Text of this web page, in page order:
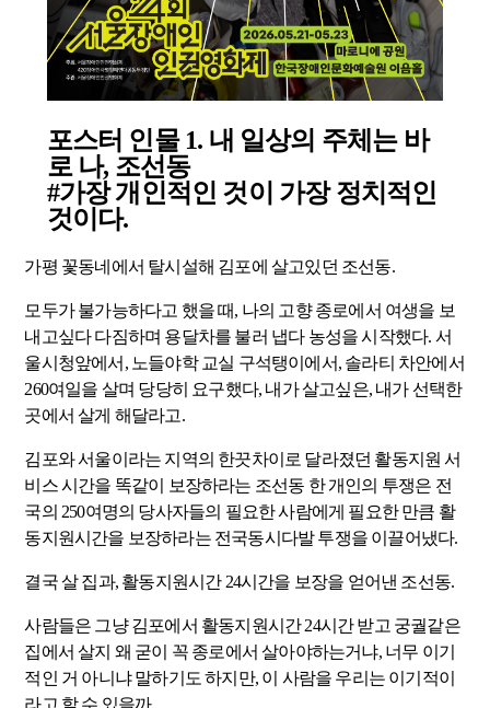
포스터 인물 1. 내 일상의 주체는 바
로 나, 조선동
#가장 개인적인 것이 가장 정치적인
것이다.
가평 꽃동네에서 탈시설해 김포에 살고있던 조선동.
모두가 불가능하다고 했을 때, 나의 고향 종로에서 여생을 보
내고싶다 다짐하며 용달차를 불러 냅다 농성을 시작했다. 서
울시청앞에서, 노들야학 교실 구석탱이에서, 솔라티 차안에서
260여일을 살며 당당히 요구했다, 내가 살고싶은, 내가 선택한
곳에서 살게 해달라고.
김포와 서울이라는 지역의 한끗차이로 달라졌던 활동지원 서
비스 시간을 똑같이 보장하라는 조선동 한 개인의 투쟁은 전
국의 250여명의 당사자들의 필요한 사람에게 필요한 만큼 활
동지원시간을 보장하라는 전국동시다발 투쟁을 이끌어냈다.
결국 살 집과, 활동지원시간 24시간을 보장을 얻어낸 조선동.
사람들은 그냥 김포에서 활동지원시간 24시간 받고 궁궐같은
집에서 살지 왜 굳이 꼭 종로에서 살아야하는거냐, 너무 이기
적인 거 아니냐 말하기도 하지만, 이 사람을 우리는 이기적이
라고 할 수 있을까.